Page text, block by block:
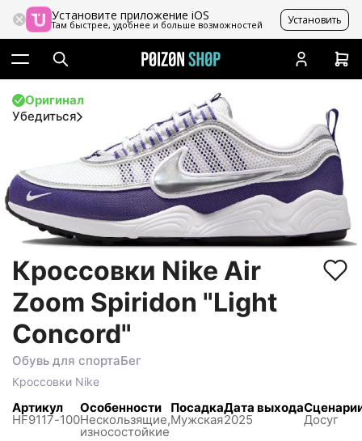
Установите приложение iOS
Там быстрее, удобнее и больше возможностей Установить
Оригинал
Убедиться
Кроссовки Nike Air
Zoom Spiridon "Light
Concord"
Обувь для спортаБег
Кроссовки Nike
Артикул
HF9117-100
Особенности
Нескользящиe,
износостойкие
Посадка
Мужская
Дата выхода
2025 Досуг